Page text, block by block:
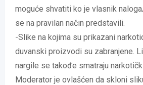
moguće shvatiti ko je vlasnik
se na pravilan način predstavili.
-Slike na kojima su prikazani
duvanski proizvodi su zabranjene.
nargile se takođe smatraju
Moderator je ovlašćen da skloni